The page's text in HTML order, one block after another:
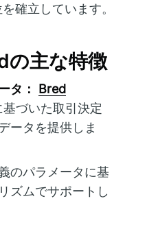
確立しています。
主な特徴
タ：
Bred
づいた取引決定
ータを提供しま
のパラメータに基
ズムでサポートし